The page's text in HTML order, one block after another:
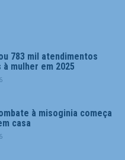
783 mil atendimentos
mulher em 2025
à misoginia começa
casa